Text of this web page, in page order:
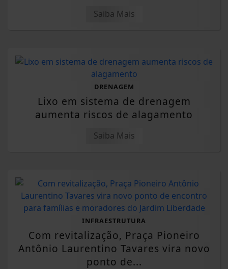
Saiba Mais
DRENAGEM
Lixo em sistema de drenagem
aumenta riscos de alagamento
Saiba Mais
INFRAESTRUTURA
Com revitalização, Praça Pioneiro
Antônio Laurentino Tavares vira novo
ponto de...